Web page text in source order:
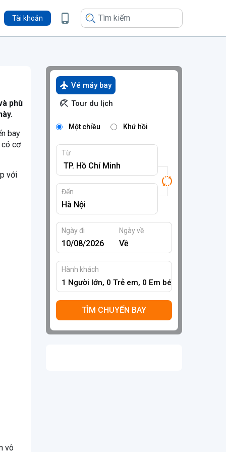
Tài khoản
phù
bay
cơ
với
vô
Vé máy bay
Tour du lịch
Một chiều Khứ hồi
Từ
Đến
Ngày đi Ngày về
Hành khách
1 Người lớn, 0 Trẻ em, 0 Em bé
TÌM CHUYẾN BAY